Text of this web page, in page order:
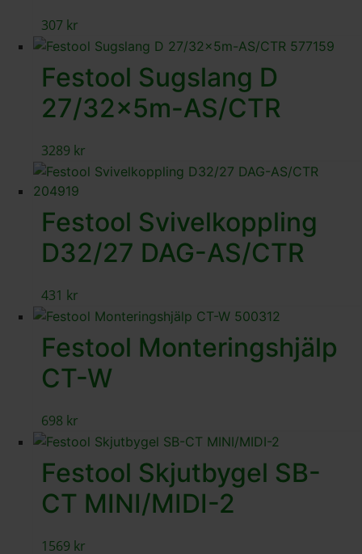
307 kr
Festool Sugslang D
27/32x5m-AS/CTR
3289 kr
Festool Svivelkoppling
D32/27 DAG-AS/CTR
431 kr
Festool Monteringshjälp
CT-W
698 kr
Festool Skjutbygel SB-
CT MINI/MIDI-2
1569 kr